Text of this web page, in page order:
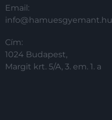
Email:
info@hamuesgyemant.hu
Cím:
1024 Budapest,
Margit krt. 5/A, 3. em. 1. a